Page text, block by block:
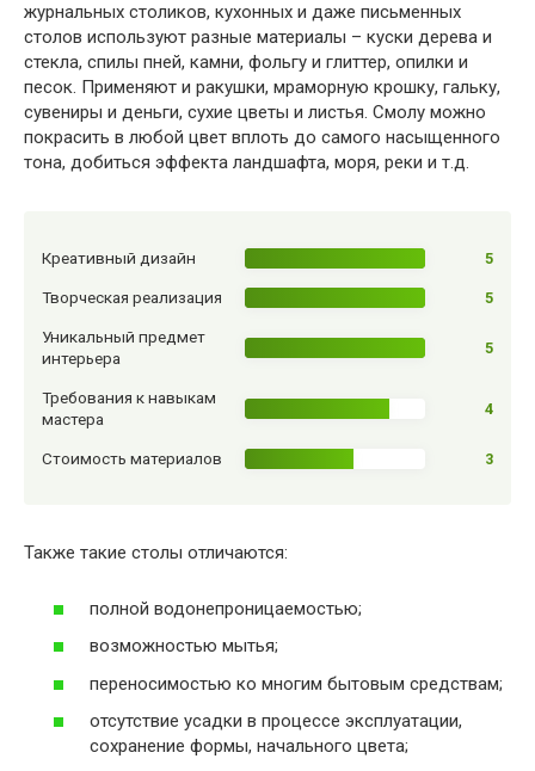
журнальных столиков, кухонных и даже письменных
столов используют разные материалы – куски дерева и
стекла, спилы пней, камни, фольгу и глиттер, опилки и
песок. Применяют и ракушки, мраморную крошку, гальку,
сувениры и деньги, сухие цветы и листья. Смолу можно
покрасить в любой цвет вплоть до самого насыщенного
тона, добиться эффекта ландшафта, моря, реки и т.д.
Креативный дизайн 5
Творческая реализация 5
Уникальный предмет
интерьера
5
Требования к навыкам
мастера
4
Стоимость материалов 3
Также такие столы отличаются:
полной водонепроницаемостью;
возможностью мытья;
переносимостью ко многим бытовым средствам;
отсутствие усадки в процессе эксплуатации,
сохранение формы, начального цвета;